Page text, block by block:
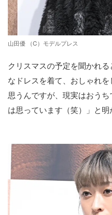
山田優 （C）モデルプレス
クリスマスの予定を聞かれ
なドレスを着て、おしゃれ
思うんですが、現実はおう
は思っています（笑）」と明